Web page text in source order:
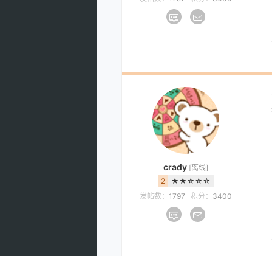
crady [离线]
2
★★☆☆☆
发帖数： 1797 积分： 3400